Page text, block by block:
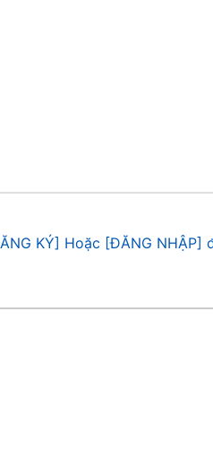
KÝ] Hoặc [ĐĂNG NHẬP]